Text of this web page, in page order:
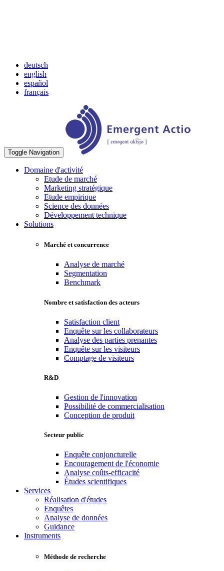
deutsch
english
español
français
Toggle Navigation
Domaine d'activité
Etude de marché
Marketing stratégique
Etude empirique
Science des données
Développement technique
Solutions
Marché et concurrence
Analyse de marché
Segmentation
Benchmark
Nombre et satisfaction des acteurs
Satisfaction client
Enquête sur les collaborateurs
Analyse des parties prenantes
Enquête sur les visiteurs
Comptage de visiteurs
R&D
Gestion de l'innovation
Possibilité de commercialisation
Conception de produit
Secteur public
Enquête conjoncturelle
Encouragement de l'économie
Analyse coûts-efficacité
Études scientifiques
Services
Réalisation d'études
Enquêtes
Analyse de données
Guidance
Instruments
Méthode de recherche